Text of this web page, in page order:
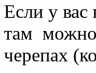
Если у вас
там можно
черепах